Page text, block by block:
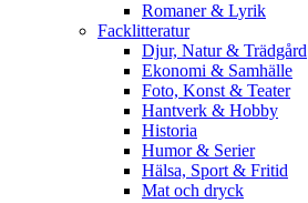
Romaner & Lyrik
Facklitteratur
Djur, Natur & Trädgård
Ekonomi & Samhälle
Foto, Konst & Teater
Hantverk & Hobby
Historia
Humor & Serier
Hälsa, Sport & Fritid
Mat och dryck